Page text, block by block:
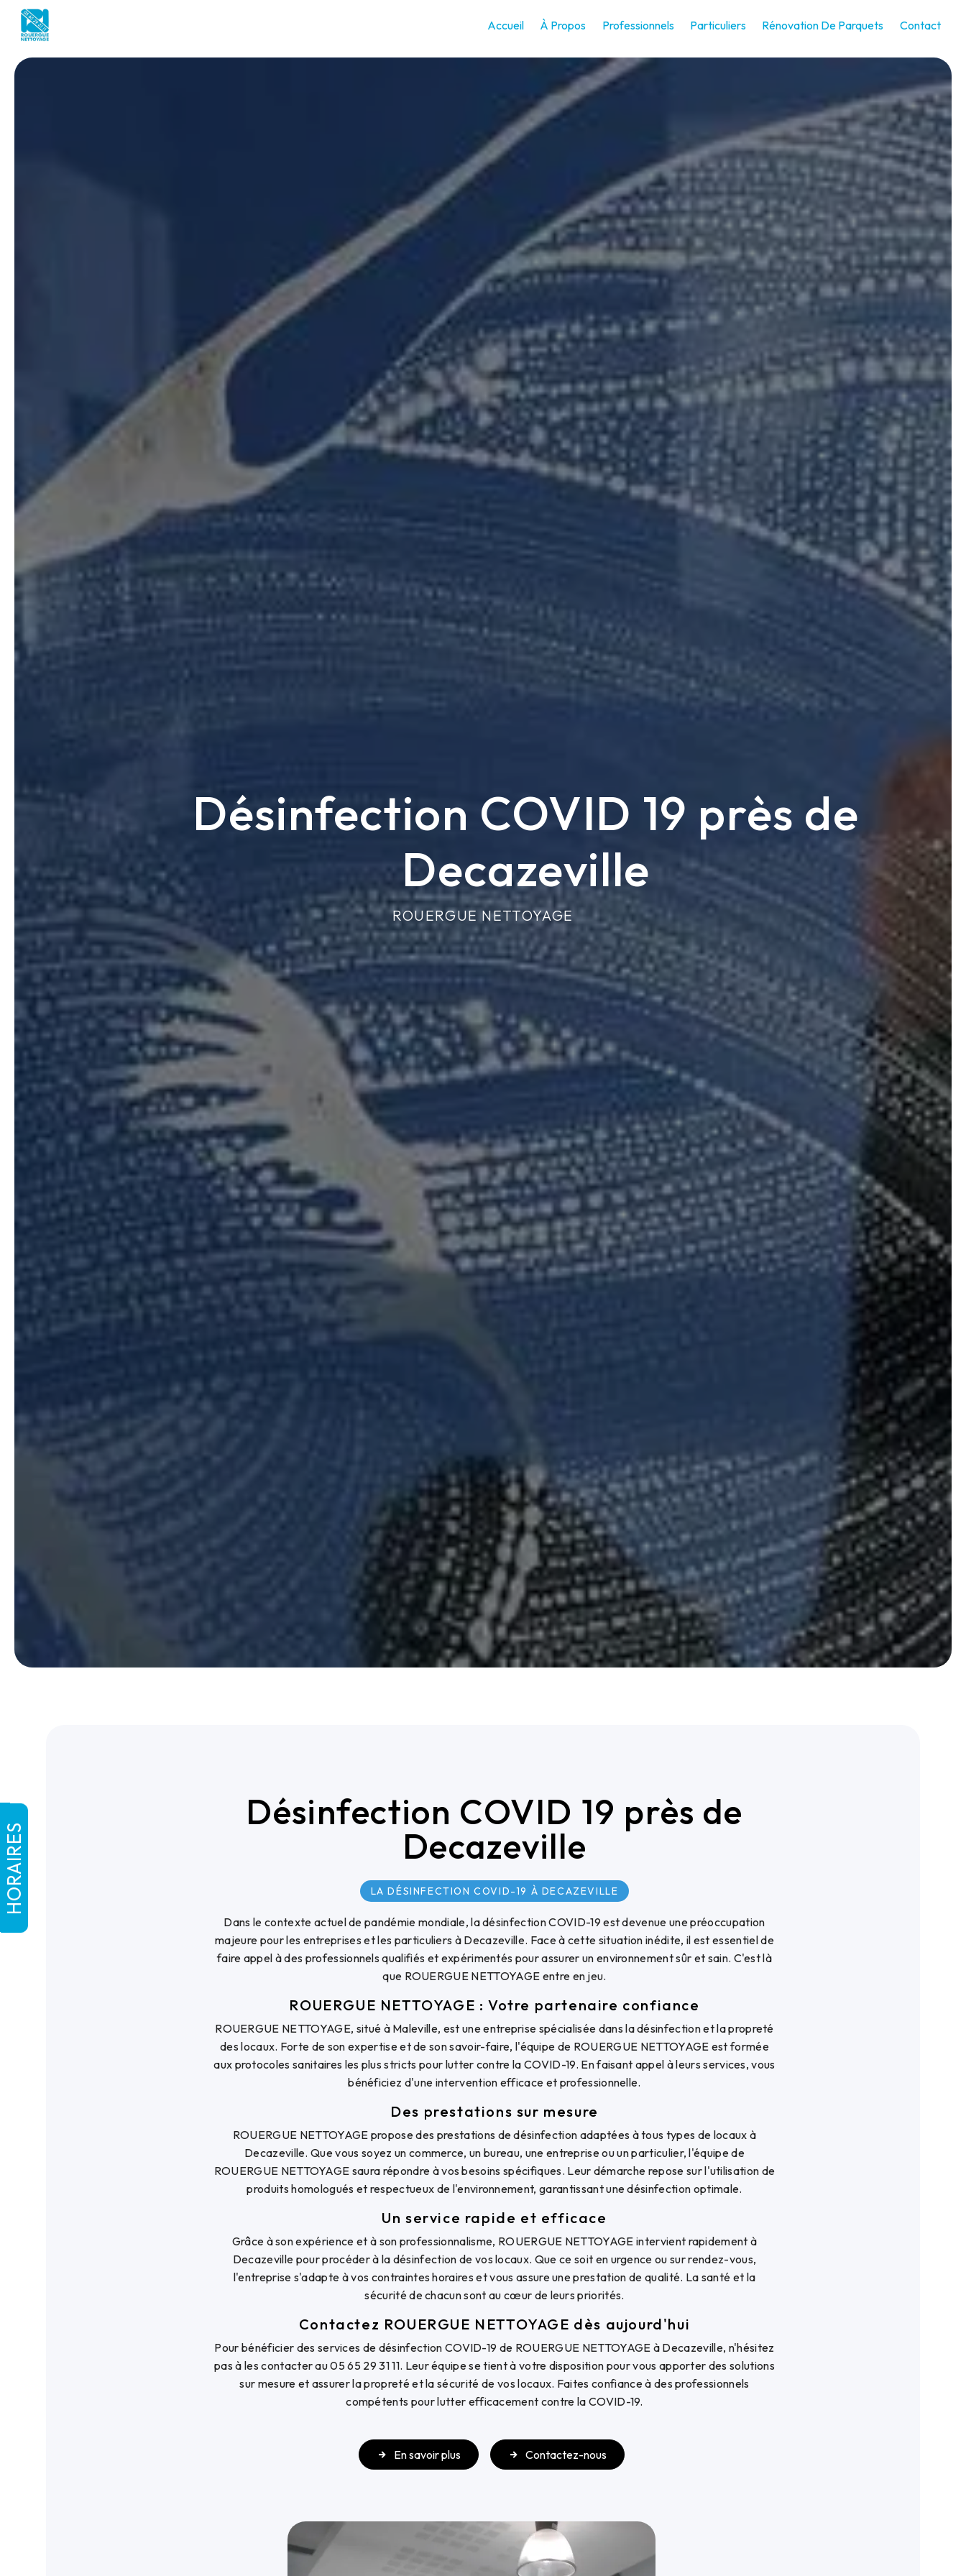
Accueil À Propos Professionnels Particuliers Rénovation De Parquets Contact
Désinfection COVID 19 près de
Decazeville
ROUERGUE NETTOYAGE
Désinfection COVID 19 près de
Decazeville
LA DÉSINFECTION COVID-19 À DECAZEVILLE
Dans le contexte actuel de pandémie mondiale, la désinfection COVID-19 est devenue une préoccupation
majeure pour les entreprises et les particuliers à Decazeville. Face à cette situation inédite, il est essentiel de
faire appel à des professionnels qualifiés et expérimentés pour assurer un environnement sûr et sain. C'est là
que ROUERGUE NETTOYAGE entre en jeu.
ROUERGUE NETTOYAGE : Votre partenaire confiance
ROUERGUE NETTOYAGE, situé à Maleville, est une entreprise spécialisée dans la désinfection et la propreté
des locaux. Forte de son expertise et de son savoir-faire, l'équipe de ROUERGUE NETTOYAGE est formée
aux protocoles sanitaires les plus stricts pour lutter contre la COVID-19. En faisant appel à leurs services, vous
bénéficiez d'une intervention efficace et professionnelle.
Des prestations sur mesure
ROUERGUE NETTOYAGE propose des prestations de désinfection adaptées à tous types de locaux à
Decazeville. Que vous soyez un commerce, un bureau, une entreprise ou un particulier, l'équipe de
ROUERGUE NETTOYAGE saura répondre à vos besoins spécifiques. Leur démarche repose sur l'utilisation de
produits homologués et respectueux de l'environnement, garantissant une désinfection optimale.
Un service rapide et efficace
Grâce à son expérience et à son professionnalisme, ROUERGUE NETTOYAGE intervient rapidement à
Decazeville pour procéder à la désinfection de vos locaux. Que ce soit en urgence ou sur rendez-vous,
l'entreprise s'adapte à vos contraintes horaires et vous assure une prestation de qualité. La santé et la
sécurité de chacun sont au cœur de leurs priorités.
Contactez ROUERGUE NETTOYAGE dès aujourd'hui
Pour bénéficier des services de désinfection COVID-19 de ROUERGUE NETTOYAGE à Decazeville, n'hésitez
pas à les contacter au 05 65 29 31 11. Leur équipe se tient à votre disposition pour vous apporter des solutions
sur mesure et assurer la propreté et la sécurité de vos locaux. Faites confiance à des professionnels
compétents pour lutter efficacement contre la COVID-19.
En savoir plus Contactez-nous
HORAIRES
Panneau de gestion des cookies